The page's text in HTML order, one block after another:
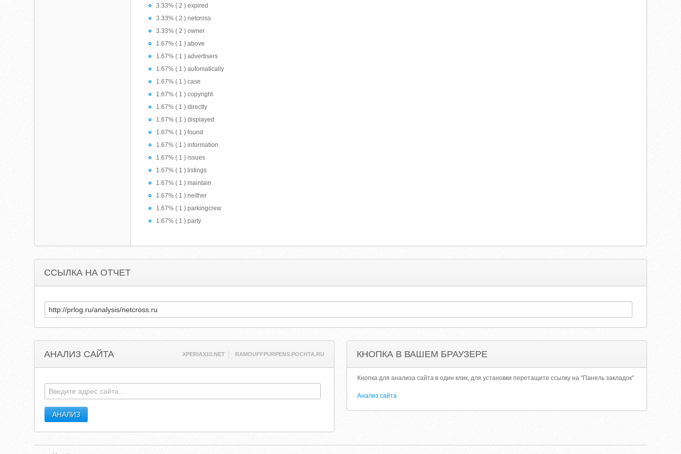
3.33% ( 2 ) expired
3.33% ( 2 ) netcross
3.33% ( 2 ) owner
1.67% ( 1 ) above
1.67% ( 1 ) advertisers
1.67% ( 1 ) automatically
1.67% ( 1 ) case
1.67% ( 1 ) copyright
1.67% ( 1 ) directly
1.67% ( 1 ) displayed
1.67% ( 1 ) found
1.67% ( 1 ) information
1.67% ( 1 ) issues
1.67% ( 1 ) listings
1.67% ( 1 ) maintain
1.67% ( 1 ) neither
1.67% ( 1 ) parkingcrew
1.67% ( 1 ) party
ССЫЛКА НА ОТЧЕТ
АНАЛИЗ САЙТА XPERIAX10.NET RAMOUFFPURPENS.POCHTA.RU КНОПКА В ВАШЕМ БРАУЗЕРЕ
Кнопка для анализа сайта в один клик, для установки перетащите ссылку на "Панель закладок"
Анализ сайта